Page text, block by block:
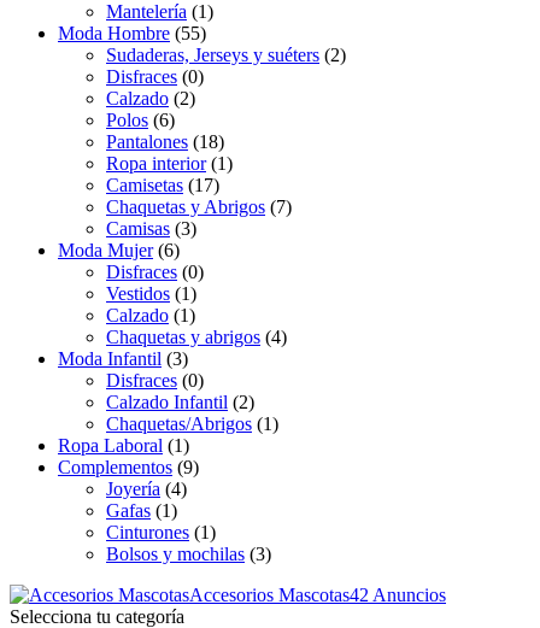
Mantelería (1)
Moda Hombre (55)
Sudaderas, Jerseys y suéters (2)
Disfraces (0)
Calzado (2)
Polos (6)
Pantalones (18)
Ropa interior(1)
Camisetas (17)
Chaquetas y Abrigos (7)
Camisas (3)
Moda Mujer(6)
Disfraces (0)
Vestidos (1)
Calzado (1)
Chaquetas y abrigos (4)
Moda Infantil (3)
Disfraces (0)
Calzado Infantil (2)
Chaquetas/Abrigos (1)
Ropa Laboral (1)
Complementos (9)
Joyería (4)
Gafas (1)
Cinturones (1)
Bolsos y mochilas (3)
Accesorios Mascotas42 Anuncios
Selecciona tu categoría